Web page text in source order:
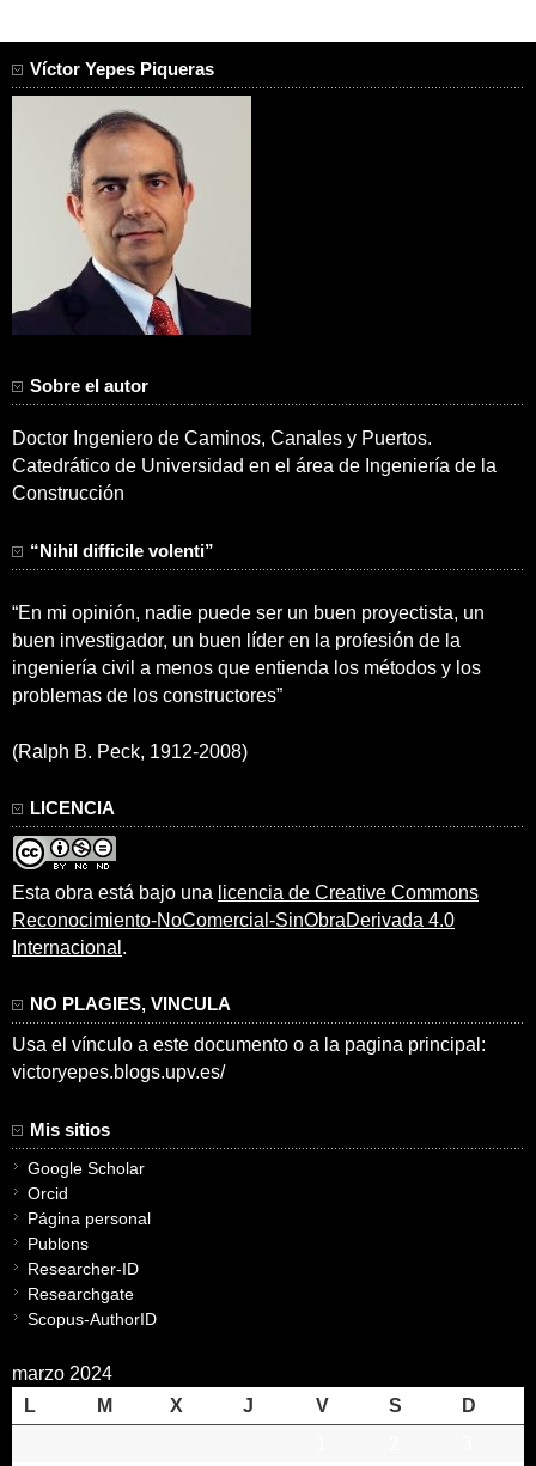
Víctor Yepes Piqueras
Sobre el autor
Doctor Ingeniero de Caminos, Canales y Puertos.
Catedrático de Universidad en el área de Ingeniería de la
Construcción
“Nihil difficile volenti”
“En mi opinión, nadie puede ser un buen proyectista, un
buen investigador, un buen líder en la profesión de la
ingeniería civil a menos que entienda los métodos y los
problemas de los constructores”
(Ralph B. Peck, 1912-2008)
LICENCIA
Esta obra está bajo una licencia de Creative Commons
Reconocimiento-NoComercial-SinObraDerivada 4.0
Internacional .
NO PLAGIES, VINCULA
Usa el vínculo a este documento o a la pagina principal:
victoryepes.blogs.upv.es/
Mis sitios
Google Scholar
Orcid
Página personal
Publons
Researcher-ID
Researchgate
Scopus-AuthorID
marzo 2024
L
M X J V S
D